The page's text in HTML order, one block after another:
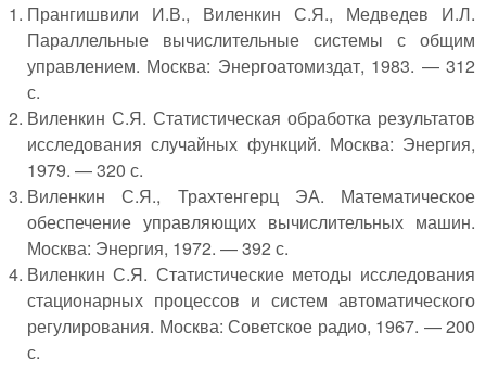
Прангишвили И.В., Виленкин С.Я., Медведев И.Л.
Параллельные вычислительные системы с общим
управлением. Москва: Энергоатомиздат, 1983. — 312
с.
Виленкин С.Я. Статистическая обработка результатов
исследования случайных функций. Москва: Энергия,
1979. — 320 с.
Виленкин С.Я., Трахтенгерц ЭА. Математическое
обеспечение управляющих вычислительных машин.
Москва: Энергия, 1972. — 392 с.
Виленкин С.Я. Статистические методы исследования
стационарных процессов и систем автоматического
регулирования. Москва: Советское радио, 1967. — 200
с.